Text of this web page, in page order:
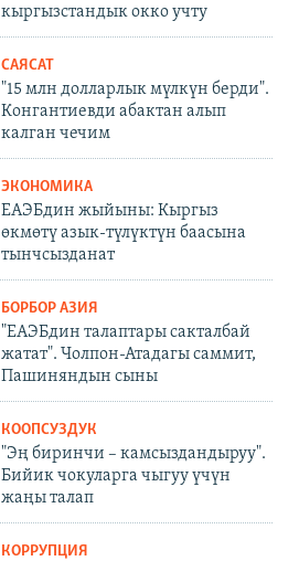
кыргызстандык окко учту
САЯСАТ
"15 млн долларлык мүлкүн берди".
Конгантиевди абактан алып
калган чечим
ЭКОНОМИКА
ЕАЭБдин жыйыны: Кыргыз
өкмөтү азык-түлүктүн баасына
тынчсызданат
БОРБОР АЗИЯ
"ЕАЭБдин талаптары сакталбай
жатат". Чолпон-Атадагы саммит,
Пашиняндын сыны
КООПСУЗДУК
"Эң биринчи – камсыздандыруу".
Бийик чокуларга чыгуу үчүн
жаңы талап
КОРРУПЦИЯ